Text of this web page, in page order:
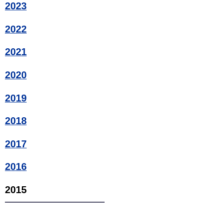
2023
2022
2021
2020
2019
2018
2017
2016
2015